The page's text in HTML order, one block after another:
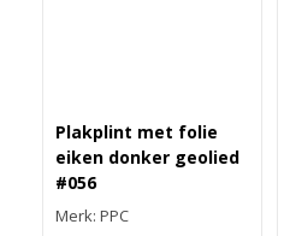
Plakplint met folie
eiken donker geolied
#056
Merk: PPC